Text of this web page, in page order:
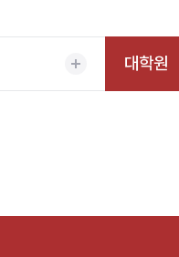
대학원